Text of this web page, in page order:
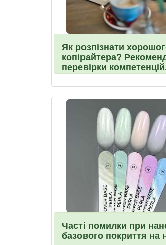
Як розпізнати
копірайтера?
перевірки
Часті помилки при
базового покриття на